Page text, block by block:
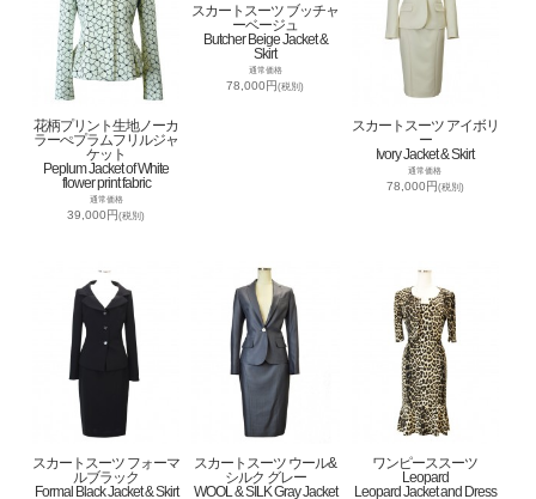
花柄プリント生地ノーカ
ラーぺプラムフリルジャ
ケット
Peplum Jacket of White
flower print fabric
通常価格
39,000円(税別)
スカートスーツ ブッチャ
ーベージュ
Butcher Beige Jacket &
Skirt
通常価格
78,000円(税別)
スカートスーツ アイボリ
ー
Ivory Jacket & Skirt
通常価格
78,000円(税別)
スカートスーツ フォーマ
ルブラック
Formal Black Jacket & Skirt
スカートスーツ ウール&
シルク グレー
WOOL & SILK Gray Jacket
ワンピーススーツ
Leopard
Leopard Jacket and Dress